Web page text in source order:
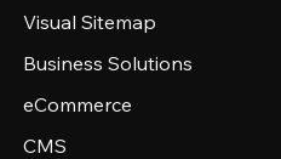
Visual Sitemap
Business Solutions
eCommerce
CMS